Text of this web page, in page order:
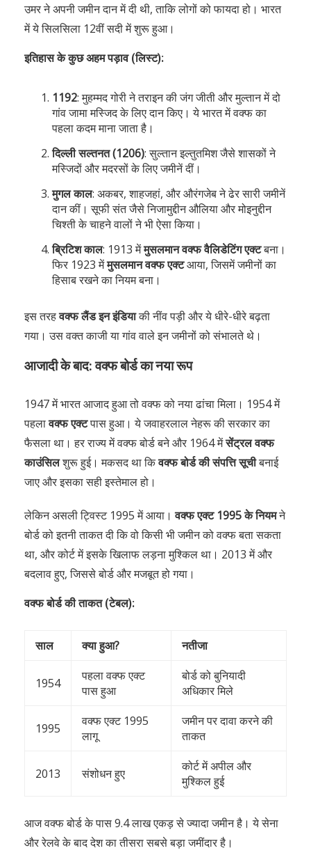
उमर ने अपनी जमीन दान में दी थी, ताकि लोगों को फायदा हो। भारत
में ये सिलसिला 12वीं सदी में शुरू हुआ।
इतिहास के कुछ अहम पड़ाव (लिस्ट):
1192: मुहम्मद गोरी ने तराइन की जंग जीती और मुल्तान में दो
गांव जामा मस्जिद के लिए दान किए। ये भारत में वक्फ का
पहला कदम माना जाता है।
दिल्ली सल्तनत (1206): सुल्तान इल्तुतमिश जैसे शासकों ने
मस्जिदों और मदरसों के लिए जमीनें दीं।
मुगल काल: अकबर, शाहजहां, और औरंगजेब ने ढेर सारी जमीनें
दान कीं। सूफी संत जैसे निजामुद्दीन औलिया और मोइनुद्दीन
चिश्ती के चाहने वालों ने भी ऐसा किया।
ब्रिटिश काल: 1913 मेंमुसलमान वक्फ वैलिडेटिंग एक्टबना।
फिर 1923 मेंमुसलमान वक्फ एक्टआया, जिसमें जमीनों का
हिसाब रखने का नियम बना।
इस तरहवक्फ लैंड इन इंडियाकी नींव पड़ी और ये धीरे-धीरे बढ़ता
गया। उस वक्त काजी या गांव वाले इन जमीनों को संभालते थे।
आजादी के बाद: वक्फ बोर्ड का नया रूप
1947 में भारत आजाद हुआ तो वक्फ को नया ढांचा मिला। 1954 में
पहलावक्फ एक्टपास हुआ। ये जवाहरलाल नेहरू की सरकार का
फैसला था। हर राज्य में वक्फ बोर्ड बने और 1964 मेंसेंट्रल वक्फ
काउंसिलशुरू हुई। मकसद था किवक्फ बोर्ड की संपत्ति सूचीबनाई
जाए और इसका सही इस्तेमाल हो।
लेकिन असली ट्विस्ट 1995 में आया।वक्फ एक्ट 1995 के नियमने
बोर्ड को इतनी ताकत दी कि वो किसी भी जमीन को वक्फ बता सकता
था, और कोर्ट में इसके खिलाफ लड़ना मुश्किल था। 2013 में और
बदलाव हुए, जिससे बोर्ड और मजबूत हो गया।
वक्फ बोर्ड की ताकत (टेबल):
साल क्या हुआ? नतीजा
1954
पहला वक्फ एक्ट
पास हुआ
बोर्ड को बुनियादी
अधिकार मिले
1995
वक्फ एक्ट 1995
लागू
जमीन पर दावा करने की
ताकत
2013 संशोधन हुए
कोर्ट में अपील और
मुश्किल हुई
आज वक्फ बोर्ड के पास 9.4 लाख एकड़ से ज्यादा जमीन है। ये सेना
और रेलवे के बाद देश का तीसरा सबसे बड़ा जमींदार है।